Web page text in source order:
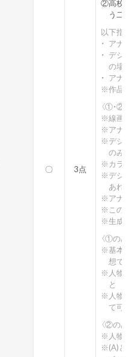
〇 3点
②高校生
う二つ
以下指定
・ アナロ
・ デジタ
の場合
・ アナロ
※作品制
〈①・②共
※線画自
※アナロ
※デジタ
のみ使
※ カラ
※デジタ
あれば
※アナロ
※ この
※生成AI
〈①のみ〉
※基本的
想でも
※ 人物（
と
※ 人物（
て可
〈②のみ〉
※ 人物（
※(A)と